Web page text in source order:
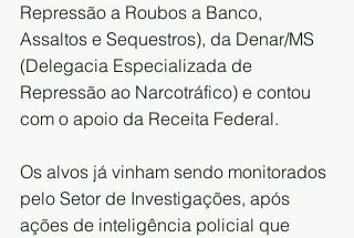
Repressão a Roubos a Banco,
Assaltos e Sequestros), da Denar/MS
(Delegacia Especializada de
Repressão ao Narcotráfico) e contou
com o apoio da Receita Federal.
Os alvos já vinham sendo monitorados
pelo Setor de Investigações, após
ações de inteligência policial que